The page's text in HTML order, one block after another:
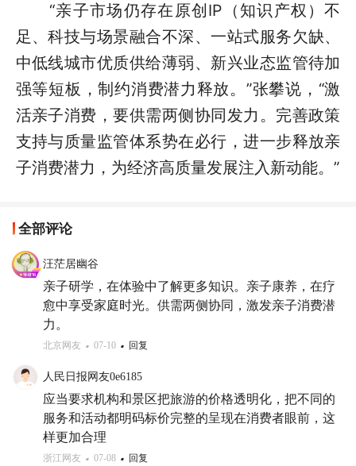
“亲子市场仍存在原创IP（知识产权）不
足、科技与场景融合不深、一站式服务欠缺、
中低线城市优质供给薄弱、新兴业态监管待加
强等短板，制约消费潜力释放。”张攀说，“激
活亲子消费，要供需两侧协同发力。完善政策
支持与质量监管体系势在必行，进一步释放亲
子消费潜力，为经济高质量发展注入新动能。”
全部评论
汪茫居幽谷
亲子研学，在体验中了解更多知识。亲子康养，在疗
愈中享受家庭时光。供需两侧协同，激发亲子消费潜
力。
北京网友 07-10 回复
人民日报网友0e6185
应当要求机构和景区把旅游的价格透明化，把不同的
服务和活动都明码标价完整的呈现在消费者眼前，这
样更加合理
浙江网友 07-08 回复